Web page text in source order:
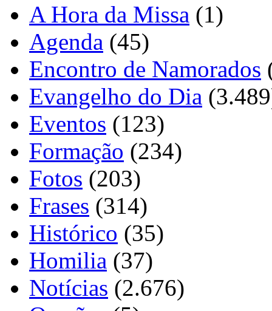
A Hora da Missa (1)
Agenda (45)
Encontro de Namorados
Evangelho do Dia
Eventos (123)
Formação (234)
Fotos (203)
Frases (314)
Histórico (35)
Homilia (37)
Notícias (2.676)